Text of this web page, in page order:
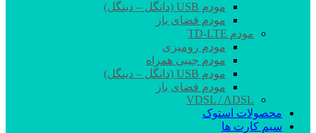
مودم USB (دانگل – دینگل)
مودم فضای باز
مودم TD-LTE
مودم رومیزی
مودم جیبی همراه
مودم USB (دانگل – دینگل)
مودم فضای باز
VDSL / ADSL
محصولات استوک
سیم کارت ها